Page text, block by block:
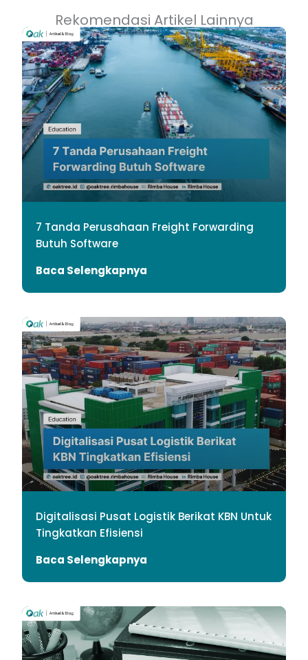
Rekomendasi Artikel Lainnya
7 Tanda Perusahaan Freight Forwarding
Butuh Software
Baca Selengkapnya
Digitalisasi Pusat Logistik Berikat KBN Untuk
Tingkatkan Efisiensi
Baca Selengkapnya